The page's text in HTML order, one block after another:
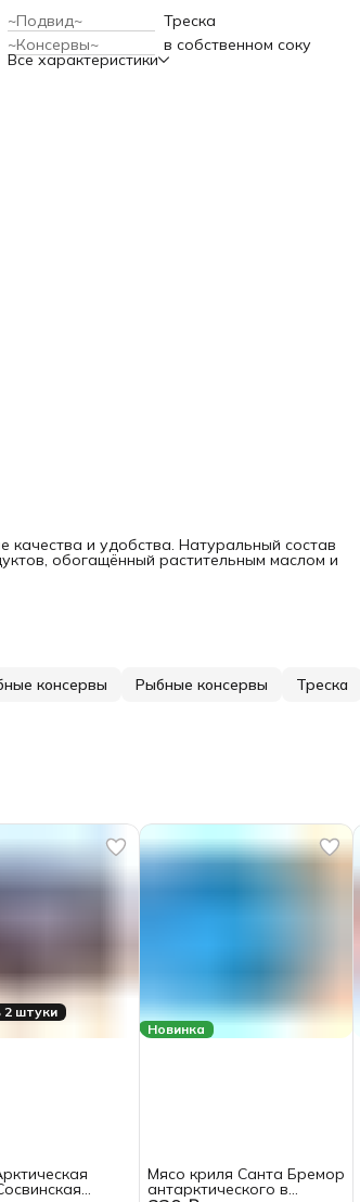
~Подвид~
Треска
~Консервы~
в собственном соку
Все характеристики
и удобства. Натуральный состав
обогащённый растительным маслом и
консервы Рыбные консервы Треска
2 штуки
Новинка
Мясо криля Санта Бремор
антарктического в